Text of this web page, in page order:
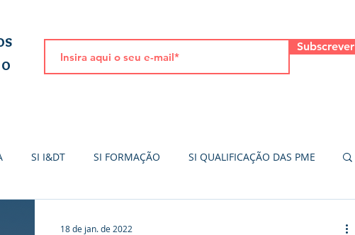
Subscrever
SI I&DT SI FORMAÇÃO SI QUALIFICAÇÃO DAS PME
18 de jan. de 2022